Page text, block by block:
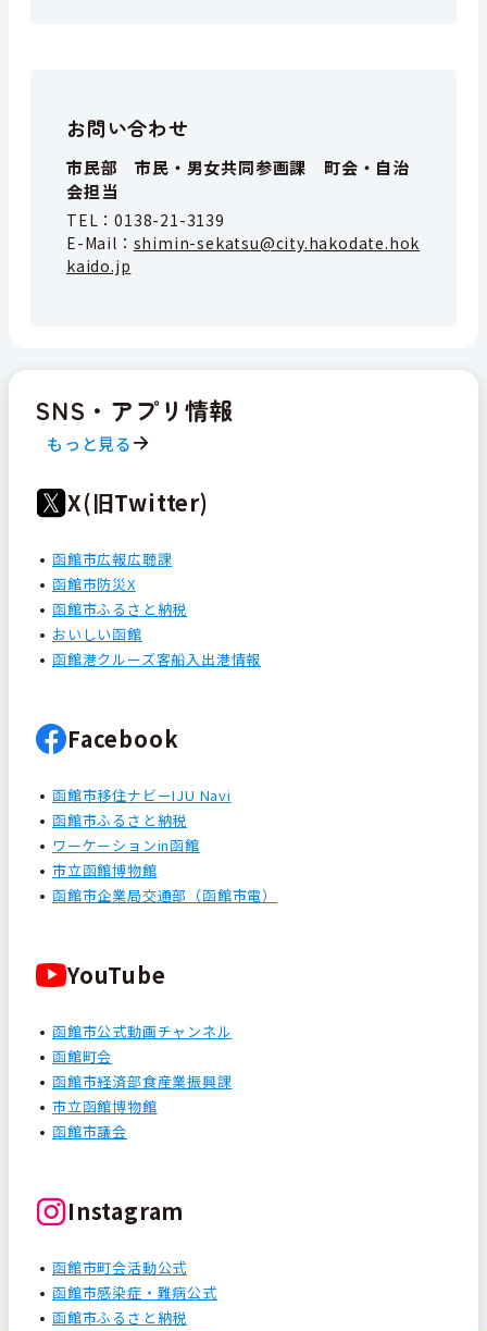
お問い合わせ
市民部 市民・男女共同参画課 町会・自治
会担当
TEL：0138-21-3139
E-Mail： shimin-sekatsu@city.hakodate.hok
kaido.jp
SNS・アプリ情報
もっと見る
X(旧Twitter)
函館市広報広聴課
函館市防災X
函館市ふるさと納税
おいしい函館
函館港クルーズ客船入出港情報
Facebook
函館市移住ナビーIJU Navi
函館市ふるさと納税
ワーケーションin函館
市立函館博物館
函館市企業局交通部（函館市電）
YouTube
函館市公式動画チャンネル
函館町会
函館市経済部食産業振興課
市立函館博物館
函館市議会
Instagram
函館市町会活動公式
函館市感染症・難病公式
函館市ふるさと納税